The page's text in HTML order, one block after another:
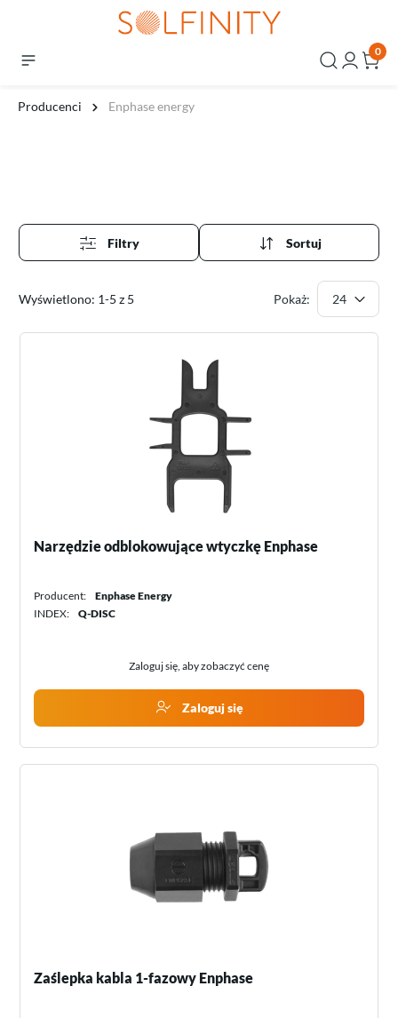
0
Producenci Enphase energy
Filtry Sortuj
Wyświetlono: 1-5 z 5 Pokaż:
Narzędzie odblokowujące wtyczkę Enphase
Producent:
Enphase Energy
INDEX:
Q-DISC
Zaloguj się, aby zobaczyć cenę
Zaloguj się
Zaślepka kabla 1-fazowy Enphase